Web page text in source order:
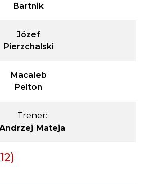
Bartnik
Józef
Pierzchalski
Macaleb
Pelton
Trener:
Mateja